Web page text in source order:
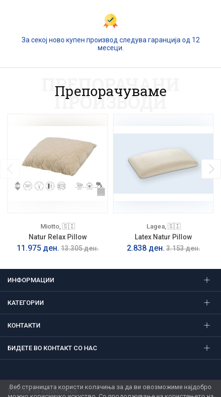
За секој ново купен производ следува гаранција од 12
месеци.
Препорачуваме
ПРЕПОРАЧАНИ
ПРОИЗВОДИ
Miotto, 🇸🇮
Natur Relax Pillow
11.975 ден. 13.305 ден.
Lagea, 🇸🇮
Latex Natur Pillow
2.838 ден. 3.153 ден.
ИНФОРМАЦИИ
КАТЕГОРИИ
КОНТАКТИ
БИДЕТЕ ВО КОНТАКТ СО НАС
Услови за користење
Веб страницата користи колачиња за да ви овозможиме најдобро